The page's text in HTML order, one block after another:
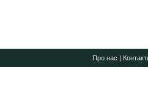
Про нас |